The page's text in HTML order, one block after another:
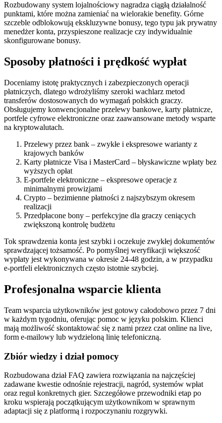
Rozbudowany system lojalnościowy nagradza ciągłą działalność
punktami, które można zamieniać na wielorakie benefity. Górne
szczeble odblokowują ekskluzywne bonusy, tego typu jak prywatny
menedżer konta, przyspieszone realizacje czy indywidualnie
skonfigurowane bonusy.
Sposoby płatności i prędkość wypłat
Doceniamy istotę praktycznych i zabezpieczonych operacji
płatniczych, dlatego wdrożyliśmy szeroki wachlarz metod
transferów dostosowanych do wymagań polskich graczy.
Obsługujemy konwencjonalne przelewy bankowe, karty płatnicze,
portfele cyfrowe elektroniczne oraz zaawansowane metody wsparte
na kryptowalutach.
Przelewy przez bank – zwykłe i ekspresowe warianty z
krajowych banków
Karty płatnicze Visa i MasterCard – błyskawiczne wpłaty bez
wyższych opłat
E-portfele elektroniczne – ekspresowe operacje z
minimalnymi prowizjami
Crypto – bezimienne płatności z najszybszym okresem
realizacji
Przedpłacone bony – perfekcyjne dla graczy ceniących
zwiększoną kontrolę budżetu
Tok sprawdzenia konta jest szybki i oczekuje zwykłej dokumentów
sprawdzającej tożsamość. Po pomyślnej weryfikacji większość
wypłaty jest wykonywana w okresie 24-48 godzin, a w przypadku
e-portfeli elektronicznych często istotnie szybciej.
Profesjonalna wsparcie klienta
Team wsparcia użytkowników jest gotowy całodobowo przez 7 dni
w każdym tygodniu, oferując pomoc w języku polskim. Klienci
mają możliwość skontaktować się z nami przez czat online na live,
form e-mailowy lub wydzieloną linię telefoniczną.
Zbiór wiedzy i dział pomocy
Rozbudowana dział FAQ zawiera rozwiązania na najczęściej
zadawane kwestie odnośnie rejestracji, nagród, systemów wpłat
oraz reguł konkretnych gier. Szczegółowe przewodniki etap po
kroku wspierają początkującym użytkownikom w sprawnym
adaptacji się z platformą i rozpoczynaniu rozgrywki.